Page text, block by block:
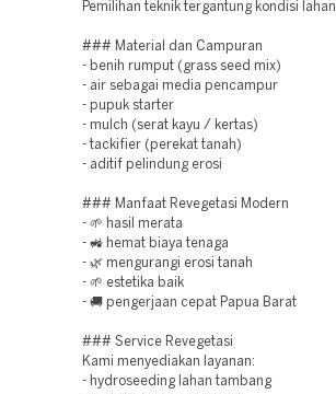
Pemilihan teknik tergantung kondisi lahan.
### Material dan Campuran
- benih rumput (grass seed mix)
- air sebagai media pencampur
- pupuk starter
- mulch (serat kayu / kertas)
- tackifier (perekat tanah)
- aditif pelindung erosi
### Manfaat Revegetasi Modern
- 🌱 hasil merata
- 🚜 hemat biaya tenaga
- 🌿 mengurangi erosi tanah
- 🌱 estetika baik
- 🚚 pengerjaan cepat Papua Barat
### Service Revegetasi
Kami menyediakan layanan:
- hydroseeding lahan tambang